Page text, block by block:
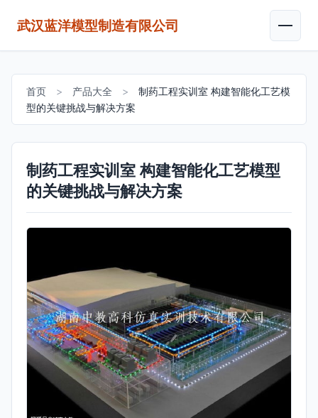
武汉蓝洋模型制造有限公司
首页 > 产品大全 >
制药工程实训室 构建智能化工艺模
型的关键挑战与解决方案
制药工程实训室 构建智能化工艺模型
的关键挑战与解决方案